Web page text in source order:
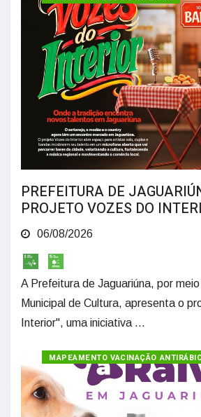
PREFEITURA DE
PROJETO VOZES DO
06/08/2026
A Prefeitura de Jaguariúna, por
Municipal de Cultura, apresenta o
Interior", uma iniciativa ...
MAPEAMENTO VACINAÇÃO